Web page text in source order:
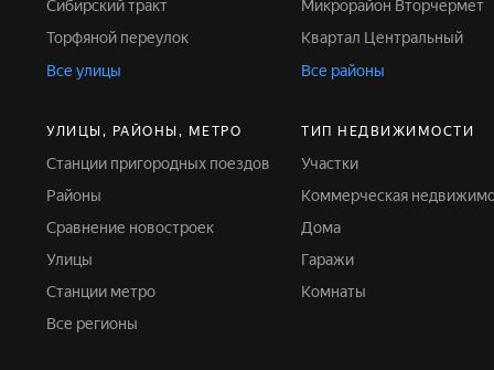
Сибирский тракт
Торфяной переулок
Все улицы
Микрорайон Вторчермет
Квартал Центральный
Все районы
УЛИЦЫ, РАЙОНЫ, МЕТРО
Станции пригородных поездов
Районы
Сравнение новостроек
Улицы
Станции метро
Все регионы
ТИП НЕДВИЖИМОСТИ
Участки
Коммерческая
Дома
Гаражи
Комнаты